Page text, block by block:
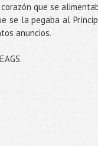
que se
se la pegaba al
anuncios.
EAGS.